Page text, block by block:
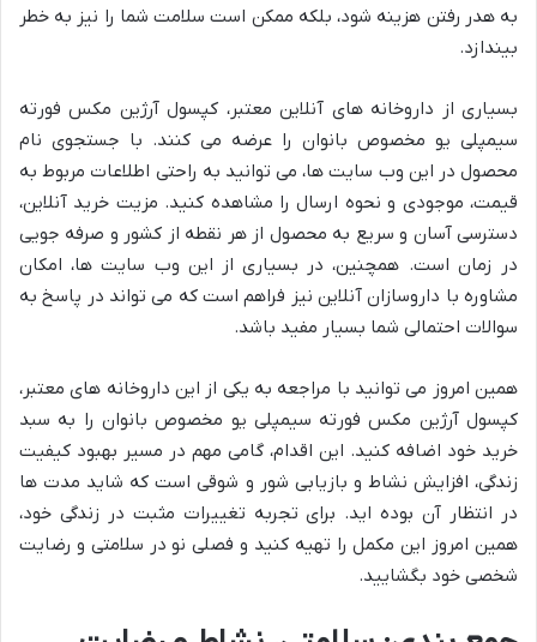
به هدر رفتن هزینه شود، بلکه ممکن است سلامت شما را نیز به خطر
بیندازد.
بسیاری از داروخانه های آنلاین معتبر، کپسول آرژین مکس فورته
سیمپلی یو مخصوص بانوان را عرضه می کنند. با جستجوی نام
محصول در این وب سایت ها، می توانید به راحتی اطلاعات مربوط به
قیمت، موجودی و نحوه ارسال را مشاهده کنید. مزیت خرید آنلاین،
دسترسی آسان و سریع به محصول از هر نقطه از کشور و صرفه جویی
در زمان است. همچنین، در بسیاری از این وب سایت ها، امکان
مشاوره با داروسازان آنلاین نیز فراهم است که می تواند در پاسخ به
سوالات احتمالی شما بسیار مفید باشد.
همین امروز می توانید با مراجعه به یکی از این داروخانه های معتبر،
کپسول آرژین مکس فورته سیمپلی یو مخصوص بانوان را به سبد
خرید خود اضافه کنید. این اقدام، گامی مهم در مسیر بهبود کیفیت
زندگی، افزایش نشاط و بازیابی شور و شوقی است که شاید مدت ها
در انتظار آن بوده اید. برای تجربه تغییرات مثبت در زندگی خود،
همین امروز این مکمل را تهیه کنید و فصلی نو در سلامتی و رضایت
شخصی خود بگشایید.